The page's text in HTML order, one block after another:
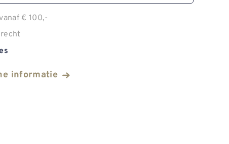
€ 100,-
informatie